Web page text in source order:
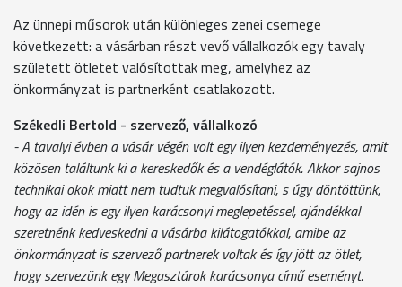
Az ünnepi műsorok után különleges zenei csemege
következett: a vásárban részt vevő vállalkozók egy tavaly
született ötletet valósítottak meg, amelyhez az
önkormányzat is partnerként csatlakozott.
Székedli Bertold - szervező, vállalkozó
- A tavalyi évben a vásár végén volt egy ilyen kezdeményezés, amit
közösen találtunk ki a kereskedők és a vendéglátók. Akkor sajnos
technikai okok miatt nem tudtuk megvalósítani, s úgy döntöttünk,
hogy az idén is egy ilyen karácsonyi meglepetéssel, ajándékkal
szeretnénk kedveskedni a vásárba kilátogatókkal, amibe az
önkormányzat is szervező partnerek voltak és így jött az ötlet,
hogy szervezünk egy Megasztárok karácsonya című eseményt.